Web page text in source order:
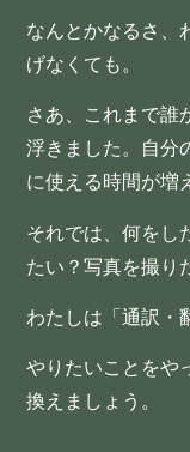
なんとかなるさ、
げなくても。
さあ、これまで誰
浮きました。自分
に使える時間が増
それでは、何をし
たい？写真を撮り
わたしは「通訳・
やりたいことをや
換えましょう。